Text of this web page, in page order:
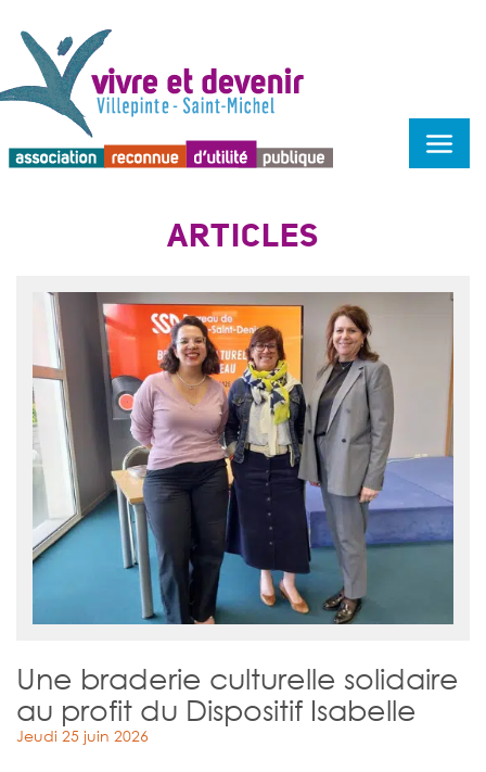
ARTICLES
Une braderie culturelle solidaire
au profit du Dispositif Isabelle
Jeudi 25 juin 2026